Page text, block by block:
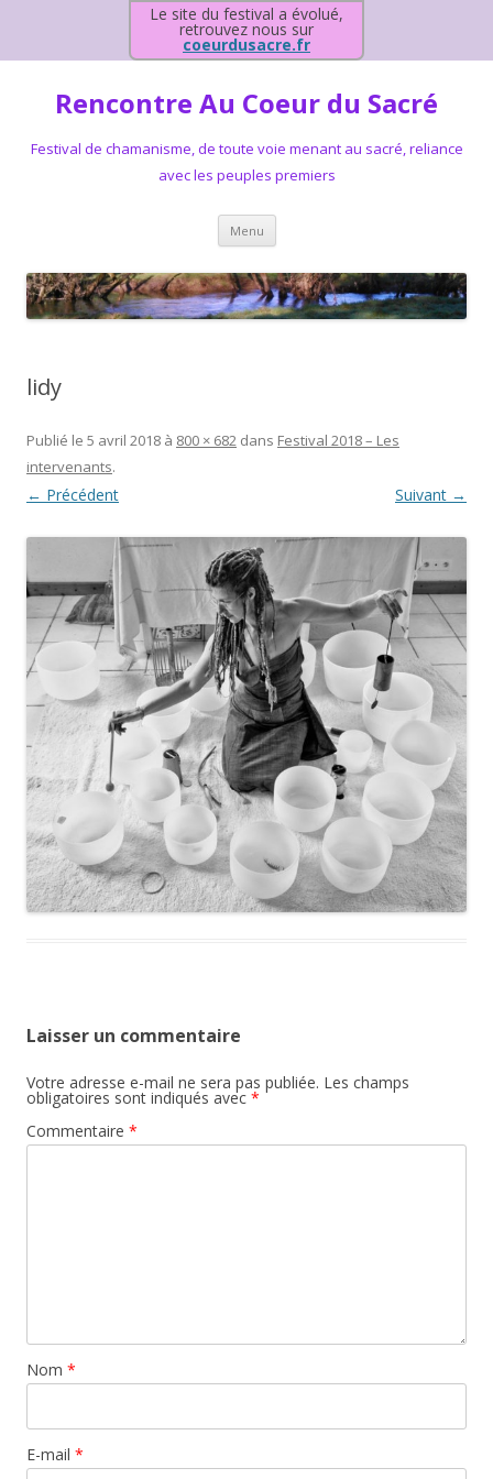
Le site du festival a évolué,
retrouvez nous sur
coeurdusacre.fr
Rencontre Au Coeur du Sacré
Festival de chamanisme, de toute voie menant au sacré, reliance
avec les peuples premiers
Menu Aller au contenu principal
lidy
Publié le 5 avril 2018 à 800 × 682 dans Festival 2018 – Les
intervenants.
← Précédent Suivant →
Laisser un commentaire
Votre adresse e-mail ne sera pas publiée. Les champs
obligatoires sont indiqués avec *
Commentaire *
Nom *
E-mail *